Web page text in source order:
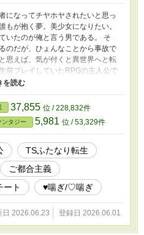
になってチヤホヤされたいと思っ
もが抱く夢。美少女になりたい。
いたのが俺と言う男である。 そ
のだが、ひょんなことから事故で
えば、気が付くと異世界へと転
前プレイしていたRPGの主人公で
・ルーン』として。 これにはさ
得ないだろう。念願の美少女エル
の圧倒的なまでの力すらも手に入
てくるはずもない。 とまあ、こ
美貌を手に入れた状態で剣と魔法
になった俺ではあるのだが、残念
にもと言うべきなのか、実際のと
う起きないもので。いきなり煽っ
か、社会を裏で牛耳る闇の組織と
イベントなんてものはまず起こら
な日々に終わりを告げたのが
彼女との出会いが俺の人生を……
ある。 これはそんな俺のエルフ
描いた異世界冒険物語だ。
37,855 位 / 228,832件
ンタジー 5,981 位 / 53,329件
TSふたなり転生
ご都合主義
ート ♥喘ぎ/♡喘ぎ
日 2026.06.23 登録日 2026.06.01